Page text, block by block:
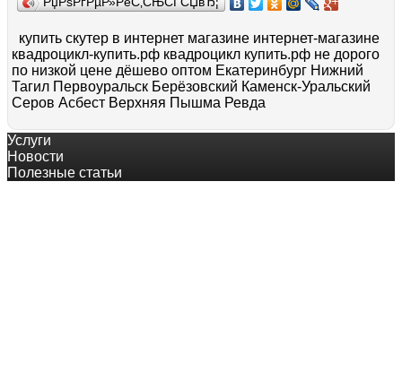
купить скутер в интернет магазине интернет-магазине
квадроцикл-купить.рф квадроцикл купить.рф не дорого
по низкой цене дёшево оптом Екатеринбург Нижний
Тагил Первоуральск Берёзовский Каменск-Уральский
Серов Асбест Верхняя Пышма Ревда
Услуги
Новости
Полезные статьи